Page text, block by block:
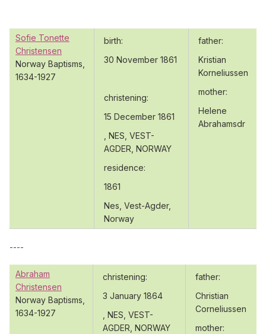
Sofie Tonette
Christensen
Norway Baptisms,
1634-1927
birth:
30 November 1861
christening:
15 December 1861
, NES, VEST-
AGDER, NORWAY
residence:
1861
Nes, Vest-Agder,
Norway
father:
Kristian
Korneliussen
mother:
Helene
Abrahamsdr
----
Abraham
Christensen
Norway Baptisms,
1634-1927
christening:
3 January 1864
, NES, VEST-
AGDER, NORWAY
father:
Christian
Corneliussen
mother: